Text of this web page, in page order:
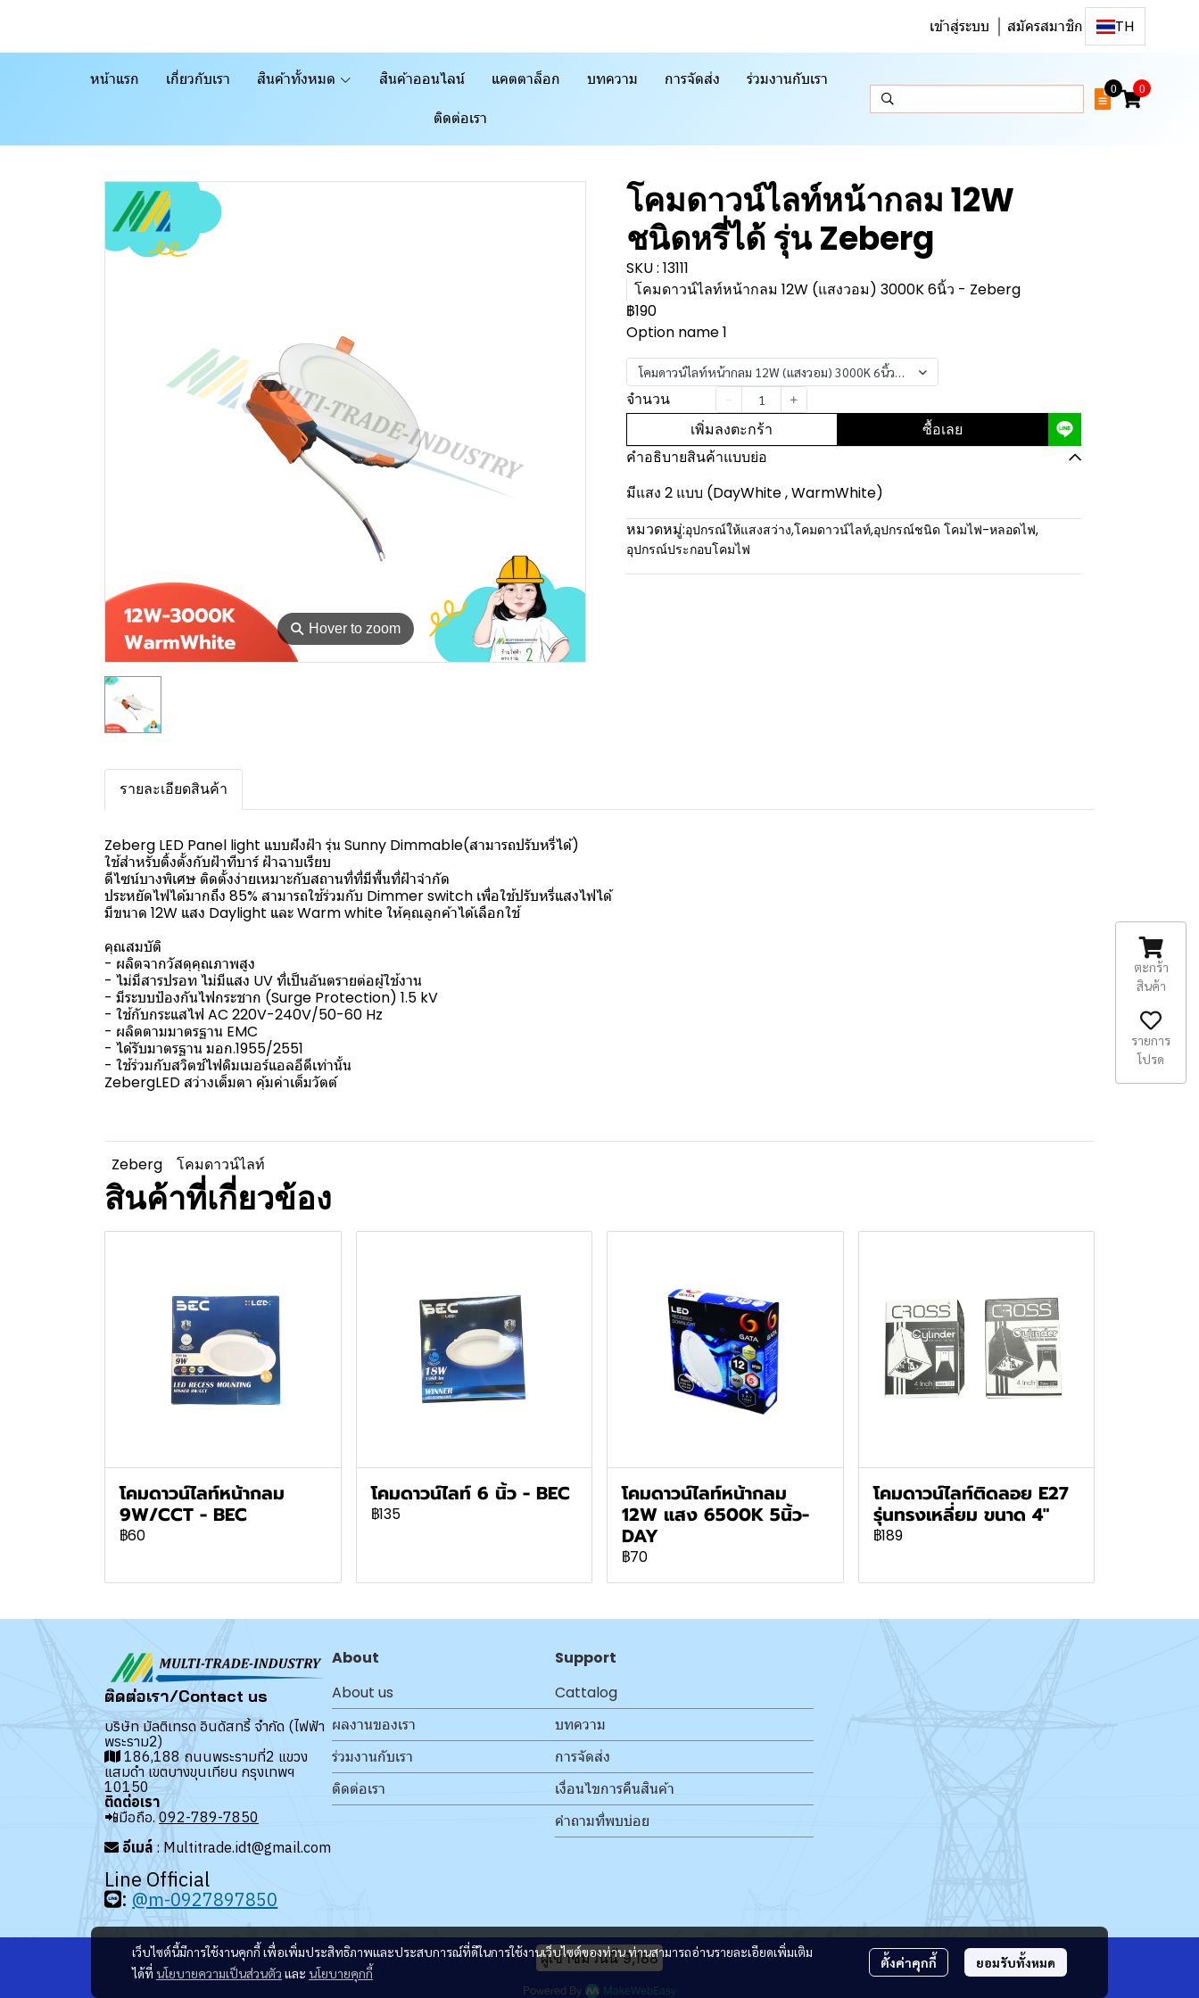
เข้าสู่ระบบ สมัครสมาชิก TH
หน้าแรก เกี่ยวกับเรา สินค้าทั้งหมด สินค้าออนไลน์ แคตตาล็อก บทความ การจัดส่ง ร่วมงานกับเรา
ติดต่อเรา
0 0
⚲ Hover to zoom
โคมดาวน์ไลท์หน้ากลม 12W
ชนิดหรี่ได้ รุ่น Zeberg
SKU : 13111
โคมดาวน์ไลท์หน้ากลม 12W (แสงวอม) 3000K 6นิ้ว - Zeberg
฿190
Option name 1
โคมดาวน์ไลท์หน้ากลม 12W (แสงวอม) 3000K 6นิ้ว - Zeberg
จำนวน
เพิ่มลงตะกร้า ซื้อเลย
คำอธิบายสินค้าแบบย่อ
มีแสง 2 แบบ (DayWhite , WarmWhite)
หมวดหมู่:อุปกรณ์ให้แสงสว่าง,โคมดาวน์ไลท์,อุปกรณ์ชนิด โคมไฟ-หลอดไฟ,
อุปกรณ์ประกอบโคมไฟ
รายละเอียดสินค้า
Zeberg LED Panel light แบบฝังฝ้า รุ่น Sunny Dimmable(สามารถปรับหรี่ได้)
ใช้สำหรับติ้งตั้งกับฝ้าทีบาร์ ฝ้าฉาบเรียบ
ดีไซน์บางพิเศษ ติดตั้งง่ายเหมาะกับสถานที่ที่มีพื้นที่ฝ้าจำกัด
ประหยัดไฟได้มากถึง 85% สามารถใช้ร่วมกับ Dimmer switch เพื่อใช้ปรับหรี่แสงไฟได้
มีขนาด 12W แสง Daylight และ Warm white ให้คุณลูกค้าได้เลือกใช้
คุณสมบัติ
- ผลิตจากวัสดุคุณภาพสูง
- ไม่มีสารปรอท ไม่มีแสง UV ที่เป็นอันตรายต่อผู้ใช้งาน
- มีระบบป้องกันไฟกระชาก (Surge Protection) 1.5 kV
- ใช้กับกระแสไฟ AC 220V-240V/50-60 Hz
- ผลิตตามมาตรฐาน EMC
- ได้รับมาตรฐาน มอก.1955/2551
- ใช้ร่วมกับสวิตช์ไฟดิมเมอร์แอลอีดีเท่านั้น
ZebergLED สว่างเต็มตา คุ้มค่าเต็มวัตต์
Zeberg โคมดาวน์ไลท์
สินค้าที่เกี่ยวข้อง
โคมดาวน์ไลท์หน้ากลม
9W/CCT - BEC
฿60
โคมดาวน์ไลท์ 6 นิ้ว - BEC
฿135
โคมดาวน์ไลท์หน้ากลม
12W แสง 6500K 5นิ้ว-
DAY
฿70
โคมดาวน์ไลท์ติดลอย E27
รุ่นทรงเหลี่ยม ขนาด 4"
฿189
เว็บไซต์นี้มีการใช้งานคุกกี้ เพื่อเพิ่มประสิทธิภาพและประสบการณ์ที่ดีในการใช้งานเว็บไซต์ของท่าน ท่านสามารถอ่านรายละเอียดเพิ่มเติม
ได้ที่ นโยบายความเป็นส่วนตัว และ นโยบายคุกกี้
ตั้งค่าคุกกี้ ยอมรับทั้งหมด
ติดต่อเรา/Contact us
บริษัท มัลติเทรด อินดัสทรี้ จำกัด (ไฟฟ้า
พระราม2)
186,188 ถนนพระรามที่2 แขวง
แสมดำ เขตบางขุนเทียน กรุงเทพฯ
10150
ติดต่อเรา
📲มือถือ. 092-789-7850
อีเมล์ : Multitrade.idt@gmail.com
Line Official
: @m-0927897850
About
About us
ผลงานของเรา
ร่วมงานกับเรา
ติดต่อเรา
Support
Cattalog
บทความ
การจัดส่ง
เงื่อนไขการคืนสินค้า
คำถามที่พบบ่อย
ผู้เข้าชมวันนี้9,188
Powered By MakeWebEasy
ตะกร้า
สินค้า
รายการ
โปรด